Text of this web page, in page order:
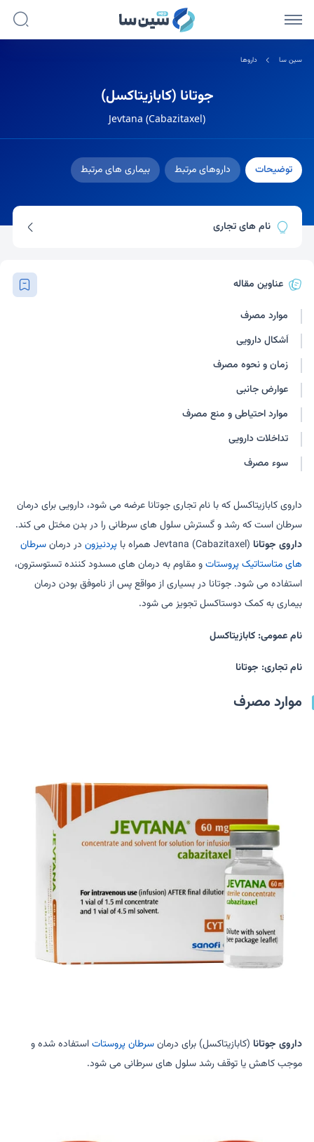
سین سا داروها
جوتانا (کابازیتاکسل)
Jevtana (Cabazitaxel)
توضیحات داروهای مرتبط بیماری های مرتبط
نام های تجاری
جفتانا
عناوین مقاله
موارد مصرف
اَشکال دارویی
زمان و نحوه مصرف
عوارض جانبی
موارد احتیاطی و منع مصرف
تداخلات دارویی
سوء مصرف
داروی کابازیتاکسل که با نام تجاری جوتانا عرضه می شود، دارویی برای درمان
سرطان است که رشد و گسترش سلول های سرطانی را در بدن مختل می کند.
داروی جوتانا Jevtana (Cabazitaxel) همراه با پردنیزون در درمانسرطان
های متاستاتیک پروستاتو مقاوم به درمان های مسدود کننده تستوسترون،
استفاده می شود. جوتانا در بسیاری از مواقع پس از ناموفق بودن درمان
بیماری به کمک دوستاکسل تجویز می شود.
نام عمومی: کابازیتاکسل
نام تجاری: جوتانا
موارد مصرف
داروی جوتانا (کابازیتاکسل) برای درمانسرطان پروستاتاستفاده شده و
موجب کاهش یا توقف رشد سلول های سرطانی می شود.